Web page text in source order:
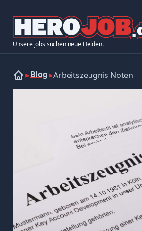
Unsere Jobs suchen neue Helden.
Blog Arbeitszeugnis Noten